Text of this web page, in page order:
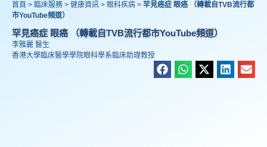
首頁 > 臨床服務 > 健康資訊 > 眼科疾病 > 罕見癌症 眼癌 （轉載自TVB流行都
市YouTube頻道）
罕見癌症 眼癌 （轉載自TVB流行都市YouTube頻道）
李雅麗 醫生
香港大學臨床醫學學院眼科學系臨床助理教授